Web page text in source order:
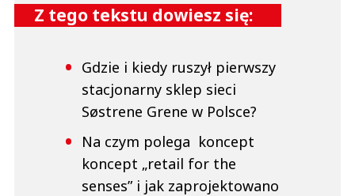
Z tego tekstu dowiesz się:
Gdzie i kiedy ruszył pierwszy
stacjonarny sklep sieci
Søstrene Grene w Polsce?
Na czym polega koncept
koncept „retail for the
senses” i jak zaprojektowano